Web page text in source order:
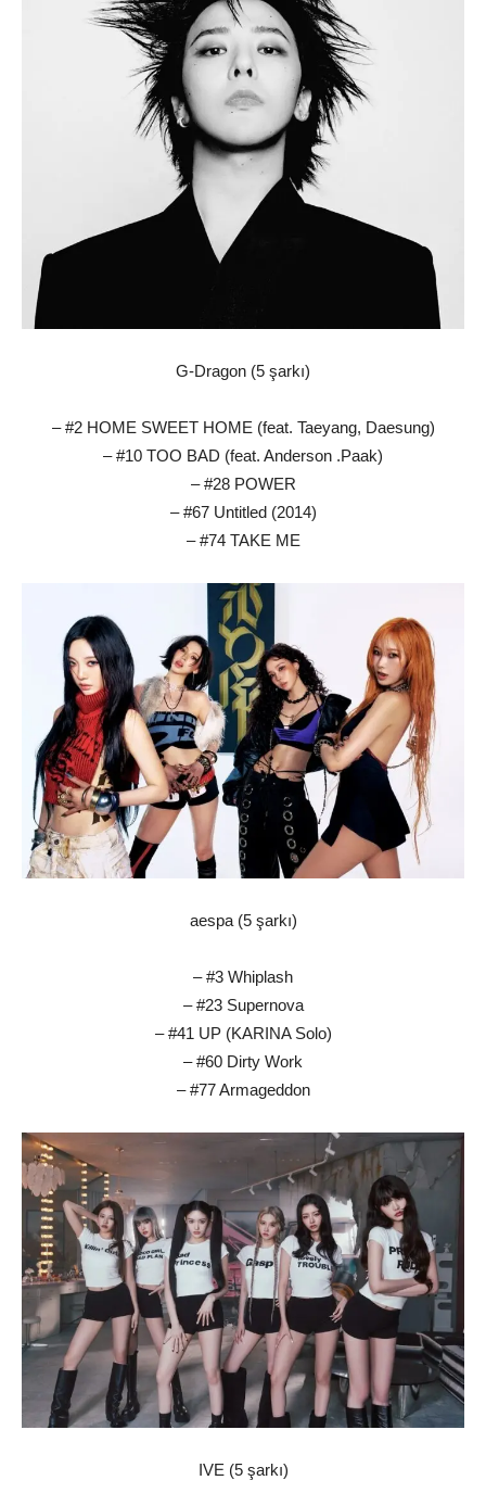
G-Dragon (5 şarkı)
– #2 HOME SWEET HOME (feat. Taeyang, Daesung)
– #10 TOO BAD (feat. Anderson .Paak)
– #28 POWER
– #67 Untitled (2014)
– #74 TAKE ME
aespa (5 şarkı)
– #3 Whiplash
– #23 Supernova
– #41 UP (KARINA Solo)
– #60 Dirty Work
– #77 Armageddon
IVE (5 şarkı)